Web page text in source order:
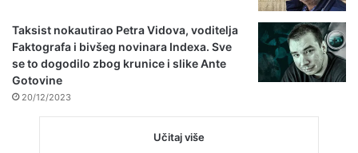
Taksist nokautirao Petra Vidova, voditelja
Faktografa i bivšeg novinara Indexa. Sve
se to dogodilo zbog krunice i slike Ante
Gotovine
20/12/2023
Učitaj više